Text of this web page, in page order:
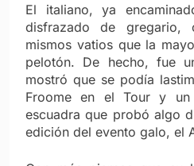
El italiano, ya
disfrazado de
mismos vatios que la
pelotón. De hecho, fue
mostró que se podía
Froome en el Tour y
escuadra que probó algo
edición del evento galo, el